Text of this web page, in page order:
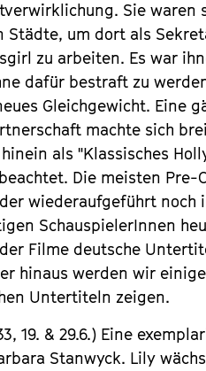
Sie waren
um dort als
zu arbeiten. Es war
dafür bestraft zu
Gleichgewicht. Eine
machte sich
als "Klassisches
Die meisten
wiederaufgeführt noch
SchauspielerInnen
Filme deutsche
hinaus werden wir
Untertiteln zeigen.
,19. & 29.6.) Eine
Stanwyck. Lily